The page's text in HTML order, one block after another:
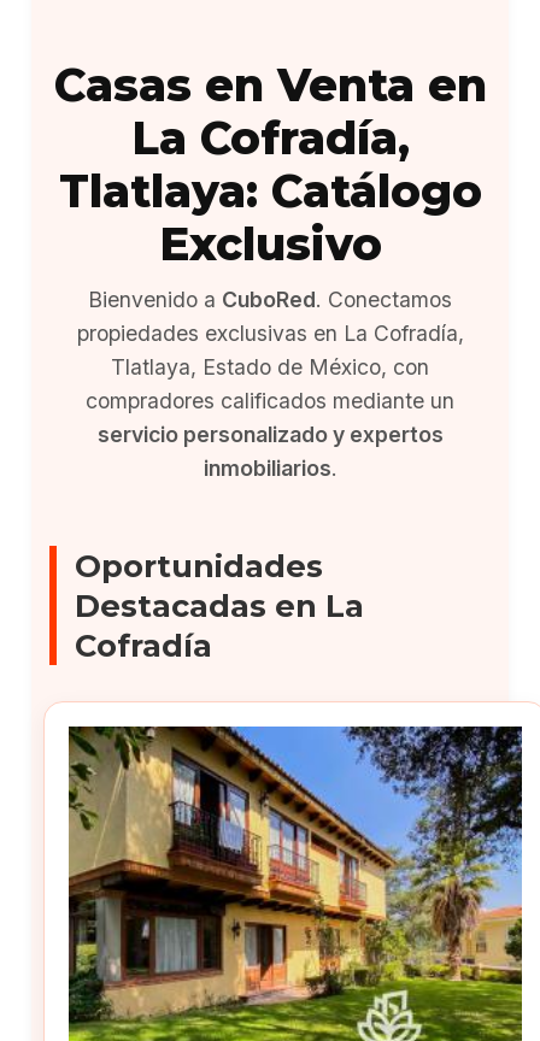
Casas en Venta en
La Cofradía,
Tlatlaya: Catálogo
Exclusivo
Bienvenido a CuboRed. Conectamos
propiedades exclusivas en La Cofradía,
Tlatlaya, Estado de México, con
compradores calificados mediante un
servicio personalizado y expertos
inmobiliarios.
Oportunidades
Destacadas en La
Cofradía